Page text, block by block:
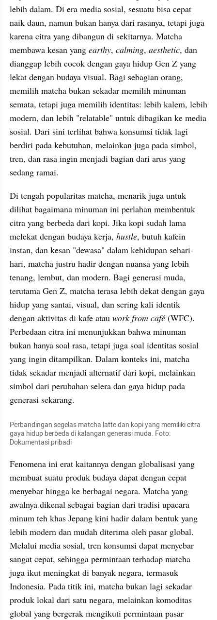
lebih dalam. Di era media sosial, sesuatu bisa cepat
naik daun, namun bukan hanya dari rasanya, tetapi juga
karena citra yang dibangun di sekitarnya. Matcha
membawa kesan yang earthy, calming, aesthetic, dan
dianggap lebih cocok dengan gaya hidup Gen Z yang
lekat dengan budaya visual. Bagi sebagian orang,
memilih matcha bukan sekadar memilih minuman
semata, tetapi juga memilih identitas: lebih kalem, lebih
modern, dan lebih "relatable" untuk dibagikan ke media
sosial. Dari sini terlihat bahwa konsumsi tidak lagi
berdiri pada kebutuhan, melainkan juga pada simbol,
tren, dan rasa ingin menjadi bagian dari arus yang
sedang ramai.
Di tengah popularitas matcha, menarik juga untuk
dilihat bagaimana minuman ini perlahan membentuk
citra yang berbeda dari kopi. Jika kopi sudah lama
melekat dengan budaya kerja, hustle, butuh kafein
instan, dan kesan "dewasa" dalam kehidupan sehari-
hari, matcha justru hadir dengan nuansa yang lebih
tenang, lembut, dan modern. Bagi generasi muda,
terutama Gen Z, matcha terasa lebih dekat dengan gaya
hidup yang santai, visual, dan sering kali identik
dengan aktivitas di kafe atau work from café (WFC).
Perbedaan citra ini menunjukkan bahwa minuman
bukan hanya soal rasa, tetapi juga soal identitas sosial
yang ingin ditampilkan. Dalam konteks ini, matcha
tidak sekadar menjadi alternatif dari kopi, melainkan
simbol dari perubahan selera dan gaya hidup pada
generasi sekarang.
Perbandingan segelas matcha latte dan kopi yang memiliki citra
gaya hidup berbeda di kalangan generasi muda. Foto:
Dokumentasi pribadi
Fenomena ini erat kaitannya dengan globalisasi yang
membuat suatu produk budaya dapat dengan cepat
menyebar hingga ke berbagai negara. Matcha yang
awalnya dikenal sebagai bagian dari tradisi upacara
minum teh khas Jepang kini hadir dalam bentuk yang
lebih modern dan mudah diterima oleh pasar global.
Melalui media sosial, tren konsumsi dapat menyebar
sangat cepat, sehingga permintaan terhadap matcha
juga ikut meningkat di banyak negara, termasuk
Indonesia. Pada titik ini, matcha bukan lagi sekadar
produk lokal dari satu negara, melainkan komoditas
global yang bergerak mengikuti permintaan pasar